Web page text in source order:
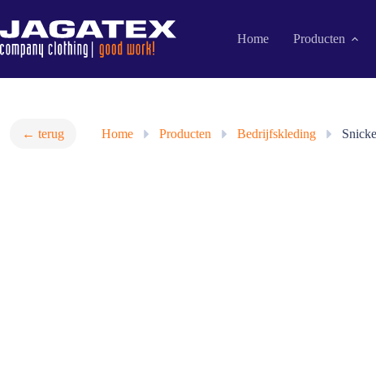
naar
de
inhoud
Home Producten
← terug Home » Producten » Bedrijfskleding »